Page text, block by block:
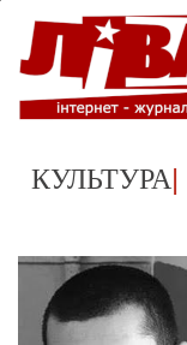
КУЛЬТУРА|